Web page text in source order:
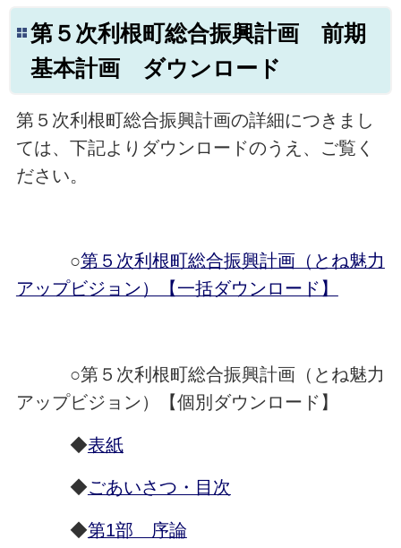
第５次利根町総合振興計画 前期
基本計画 ダウンロード
第５次利根町総合振興計画の詳細につきまし
ては、下記よりダウンロードのうえ、ご覧く
ださい。
○第５次利根町総合振興計画（とね魅力
アップビジョン）【一括ダウンロード】
○第５次利根町総合振興計画（とね魅力
アップビジョン）【個別ダウンロード】
◆表紙
◆ごあいさつ・目次
◆第1部 序論